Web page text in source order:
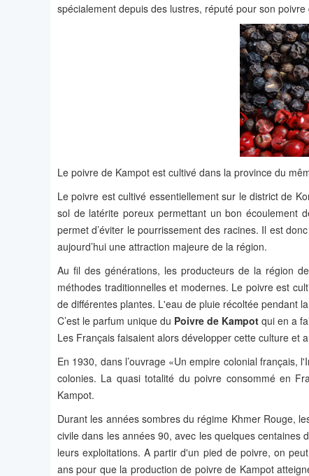
spécialement depuis des lustres, réputé pour son
Le poivre de Kampot est cultivé dans la province du
Le poivre est cultivé essentiellement sur le district de
sol de latérite poreux permettant un bon écoulement
permet d’éviter le pourrissement des racines. Il est
aujourd’hui une attraction majeure de la région.
Au fil des générations, les producteurs de la région
méthodes traditionnelles et modernes. Le poivre est
de différentes plantes. L'eau de pluie récoltée pendant
C’est le parfum unique du Poivre de Kampot qui en a
Les Français faisaient alors développer cette culture et
En 1930, dans l’ouvrage «Un empire colonial français,
colonies. La quasi totalité du poivre consommé en
Kampot.
Durant les années sombres du régime Khmer Rouge,
civile dans les années 90, avec les quelques
leurs exploitations. A partir d'un pied de poivre, on
ans pour que la production de poivre de Kampot